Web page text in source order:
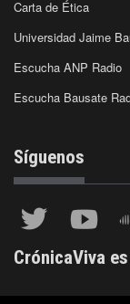
Carta de Ética
Universidad Jaime
Escucha ANP Radio
Escucha Bausate
Síguenos
CrónicaViva